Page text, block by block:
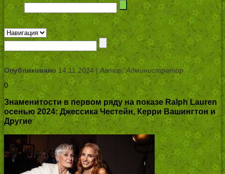
Опубликовано14.11.2024 | Автор: Администратор
0
Знаменитости в первом ряду на показе Ralph Lauren
осенью 2024: Джессика Честейн, Керри Вашингтон и
Другие